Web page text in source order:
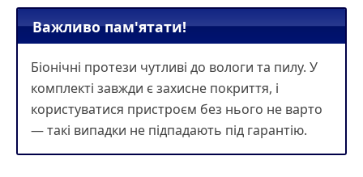
Важливо пам'ятати!
Біонічні протези чутливі до вологи та пилу. У
комплекті завжди є захисне покриття, і
користуватися пристроєм без нього не варто
— такі випадки не підпадають під гарантію.